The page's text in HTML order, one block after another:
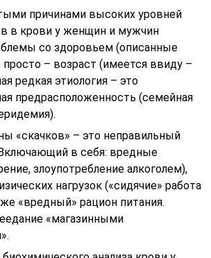
причинами высоких уровней
в крови у женщин и мужчин
со здоровьем (описанные
– возраст (имеется ввиду –
редкая этиология – это
предрасположенность (семейная
«скачков» – это неправильный
в себя: вредные
злоупотребление алкоголем),
нагрузок («сидячие» работа
«вредный» рацион питания.
«магазинными